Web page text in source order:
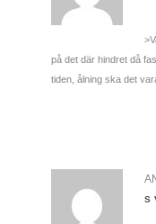
på det där hindret då
tiden, ålning ska det